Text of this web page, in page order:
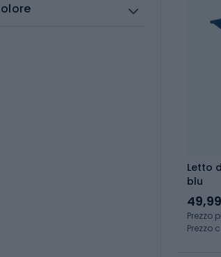
Letto
blu
Prezzo
Prezzo